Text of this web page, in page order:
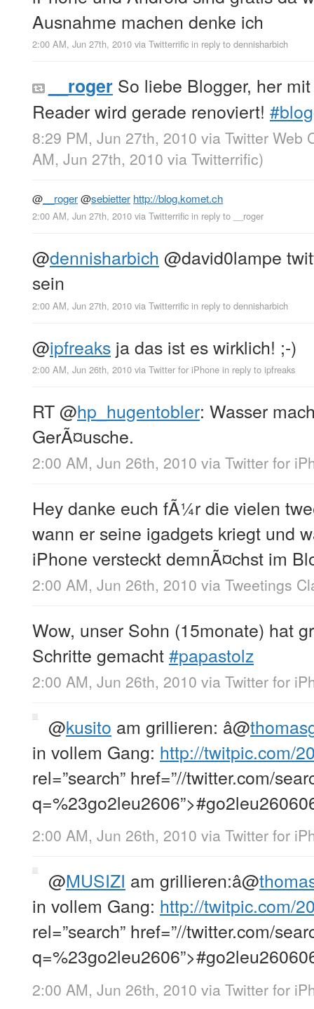
Ausnahme machen denke ich
2:00 AM, Jun 27th, 2010 via Twitterrific in reply to dennisharbich
__roger So liebe Blogger, her
Reader wird gerade renoviert!
8:29 PM, Jun 27th, 2010 via Twitter Web
AM, Jun 27th, 2010 via Twitterrific)
@ __roger@sebietter http://blog.komet.ch
2:00 AM, Jun 27th, 2010 via Twitterrific in reply to __roger
@dennisharbich @david0lampe
sein
2:00 AM, Jun 27th, 2010 via Twitterrific in reply to dennisharbich
@ipfreaks ja das ist es wirklich! ;-)
2:00 AM, Jun 26th, 2010 via Twitter for iPhone in reply to ipfreaks
RT@hp_hugentobler: Wasser
GerÃ¤usche.
2:00 AM, Jun 26th, 2010 via Twitter for
Hey danke euch fÃ¼r die vielen
wann er seine igadgets kriegt und
iPhone versteckt demnÃ¤chst im
2:00 AM, Jun 26th, 2010 via Tweetings
Wow, unser Sohn (15monate) hat
Schritte gemacht#papastolz
2:00 AM, Jun 26th, 2010 via Twitter for
@kusito am grillieren: â@
in vollem Gang: http://twitpic.com/
rel=”search” href=”//twitter.com/
2:00 AM, Jun 26th, 2010 via Twitter for
@MUSIZI am grillieren:â@
in vollem Gang: http://twitpic.com/
rel=”search” href=”//twitter.com/
2:00 AM, Jun 26th, 2010 via Twitter for